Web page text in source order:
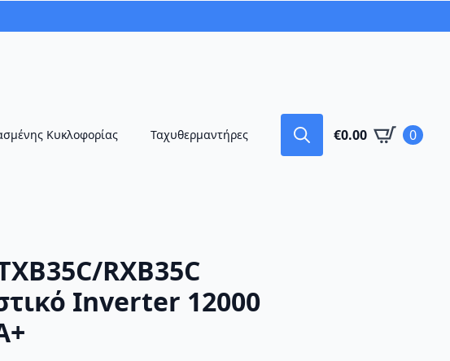
Κυκλοφορίας Ταχυθερμαντήρες €0.00 0
RXB35C
Inverter 12000